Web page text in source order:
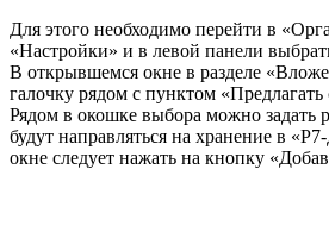
Для этого необходимо перейти в
«Настройки» и в левой панели
В открывшемся окне в разделе
галочку рядом с пунктом
Рядом в окошке выбора можно задать
будут направляться на хранение в
окне следует нажать на кнопку